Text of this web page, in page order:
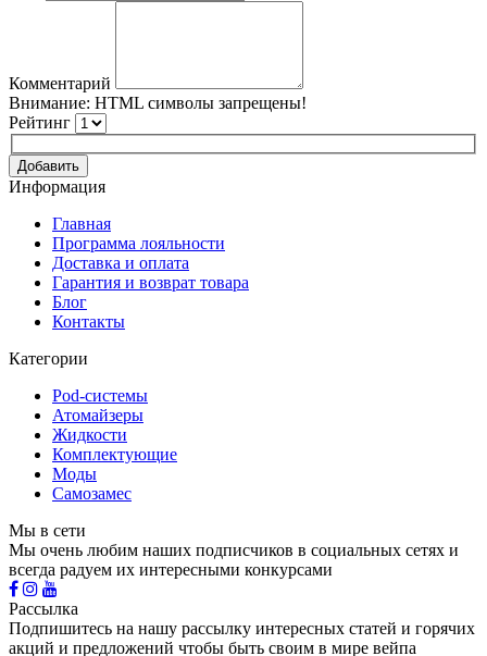
Комментарий
Внимание: HTML символы запрещены!
Рейтинг
Добавить
Информация
Главная
Программа лояльности
Доставка и оплата
Гарантия и возврат товара
Блог
Контакты
Категории
Pod-системы
Атомайзеры
Жидкости
Комплектующие
Моды
Самозамес
Мы в сети
Мы очень любим наших подписчиков в социальных сетях и
всегда радуем их интересными конкурсами
Рассылка
Подпишитесь на нашу рассылку интересных статей и горячих
акций и предложений чтобы быть своим в мире вейпа